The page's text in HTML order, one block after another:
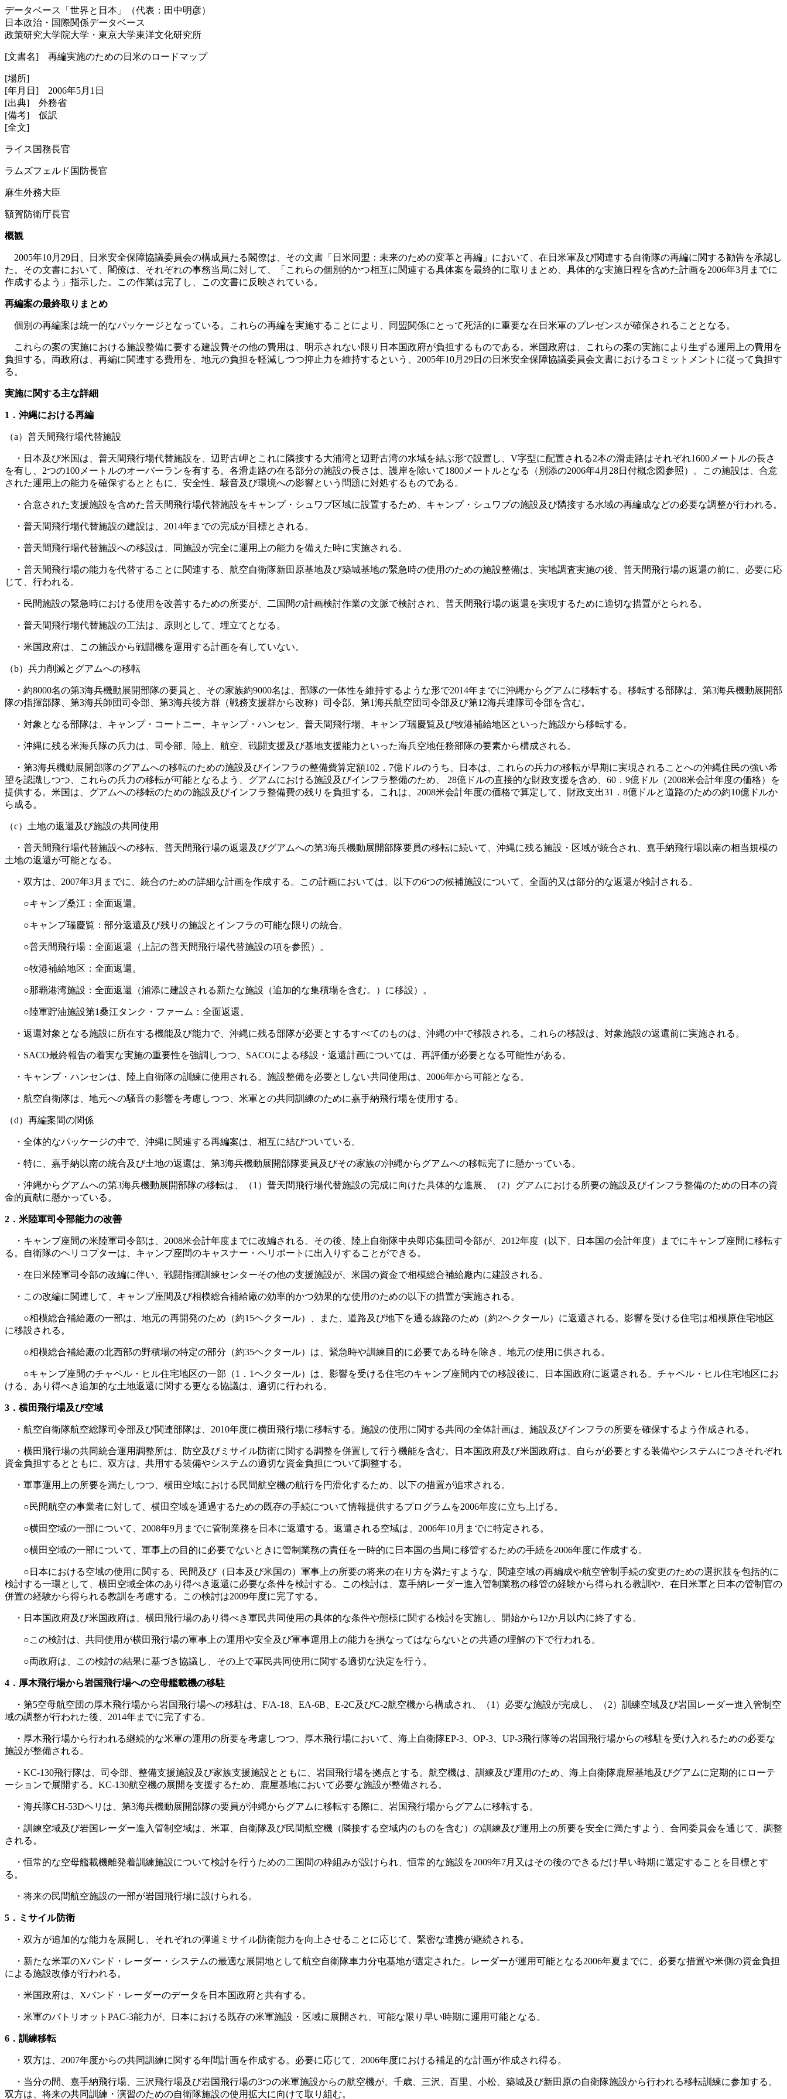
データベース「世界と日本」（代表：田中明彦）
日本政治・国際関係データベース
政策研究大学院大学・東京大学東洋文化研究所
[文書名] 再編実施のための日米のロードマップ
[場所]
[年月日] 2006年5月1日
[出典] 外務省
[備考] 仮訳
[全文]
ライス国務長官
ラムズフェルド国防長官
麻生外務大臣
額賀防衛庁長官
概観
2005年10月29日、日米安全保障協議委員会の構成員たる閣僚は、その文書「日米同盟：未来のための変革と再編」において、在日米軍及び関連する自衛隊の再編に関する勧告を承認し
た。その文書において、閣僚は、それぞれの事務当局に対して、「これらの個別的かつ相互に関連する具体案を最終的に取りまとめ、具体的な実施日程を含めた計画を2006年3月までに
作成するよう」指示した。この作業は完了し、この文書に反映されている。
再編案の最終取りまとめ
個別の再編案は統一的なパッケージとなっている。これらの再編を実施することにより、同盟関係にとって死活的に重要な在日米軍のプレゼンスが確保されることとなる。
これらの案の実施における施設整備に要する建設費その他の費用は、明示されない限り日本国政府が負担するものである。米国政府は、これらの案の実施により生ずる運用上の費用を
負担する。両政府は、再編に関連する費用を、地元の負担を軽減しつつ抑止力を維持するという、2005年10月29日の日米安全保障協議委員会文書におけるコミットメントに従って負担す
る。
実施に関する主な詳細
1．沖縄における再編
（a）普天間飛行場代替施設
・日本及び米国は、普天間飛行場代替施設を、辺野古岬とこれに隣接する大浦湾と辺野古湾の水域を結ぶ形で設置し、V字型に配置される2本の滑走路はそれぞれ1600メートルの長さ
を有し、2つの100メートルのオーバーランを有する。各滑走路の在る部分の施設の長さは、護岸を除いて1800メートルとなる（別添の2006年4月28日付概念図参照）。この施設は、合意
された運用上の能力を確保するとともに、安全性、騒音及び環境への影響という問題に対処するものである。
・合意された支援施設を含めた普天間飛行場代替施設をキャンプ・シュワブ区域に設置するため、キャンプ・シュワブの施設及び隣接する水域の再編成などの必要な調整が行われる。
・普天間飛行場代替施設の建設は、2014年までの完成が目標とされる。
・普天間飛行場代替施設への移設は、同施設が完全に運用上の能力を備えた時に実施される。
・普天間飛行場の能力を代替することに関連する、航空自衛隊新田原基地及び築城基地の緊急時の使用のための施設整備は、実地調査実施の後、普天間飛行場の返還の前に、必要に応
じて、行われる。
・民間施設の緊急時における使用を改善するための所要が、二国間の計画検討作業の文脈で検討され、普天間飛行場の返還を実現するために適切な措置がとられる。
・普天間飛行場代替施設の工法は、原則として、埋立てとなる。
・米国政府は、この施設から戦闘機を運用する計画を有していない。
（b）兵力削減とグアムへの移転
・約8000名の第3海兵機動展開部隊の要員と、その家族約9000名は、部隊の一体性を維持するような形で2014年までに沖縄からグアムに移転する。移転する部隊は、第3海兵機動展開部
隊の指揮部隊、第3海兵師団司令部、第3海兵後方群（戦務支援群から改称）司令部、第1海兵航空団司令部及び第12海兵連隊司令部を含む。
・対象となる部隊は、キャンプ・コートニー、キャンプ・ハンセン、普天間飛行場、キャンプ瑞慶覧及び牧港補給地区といった施設から移転する。
・沖縄に残る米海兵隊の兵力は、司令部、陸上、航空、戦闘支援及び基地支援能力といった海兵空地任務部隊の要素から構成される。
・第3海兵機動展開部隊のグアムへの移転のための施設及びインフラの整備費算定額102．7億ドルのうち、日本は、これらの兵力の移転が早期に実現されることへの沖縄住民の強い希
望を認識しつつ、これらの兵力の移転が可能となるよう、グアムにおける施設及びインフラ整備のため、 28億ドルの直接的な財政支援を含め、60．9億ドル（2008米会計年度の価格）を
提供する。米国は、グアムへの移転のための施設及びインフラ整備費の残りを負担する。これは、2008米会計年度の価格で算定して、財政支出31．8億ドルと道路のための約10億ドルか
ら成る。
（c）土地の返還及び施設の共同使用
・普天間飛行場代替施設への移転、普天間飛行場の返還及びグアムへの第3海兵機動展開部隊要員の移転に続いて、沖縄に残る施設・区域が統合され、嘉手納飛行場以南の相当規模の
土地の返還が可能となる。
・双方は、2007年3月までに、統合のための詳細な計画を作成する。この計画においては、以下の6つの候補施設について、全面的又は部分的な返還が検討される。
○キャンプ桑江：全面返還。
○キャンプ瑞慶覧：部分返還及び残りの施設とインフラの可能な限りの統合。
○普天間飛行場：全面返還（上記の普天間飛行場代替施設の項を参照）。
○牧港補給地区：全面返還。
○那覇港湾施設：全面返還（浦添に建設される新たな施設（追加的な集積場を含む。）に移設）。
○陸軍貯油施設第1桑江タンク・ファーム：全面返還。
・返還対象となる施設に所在する機能及び能力で、沖縄に残る部隊が必要とするすべてのものは、沖縄の中で移設される。これらの移設は、対象施設の返還前に実施される。
・SACO最終報告の着実な実施の重要性を強調しつつ、SACOによる移設・返還計画については、再評価が必要となる可能性がある。
・キャンプ・ハンセンは、陸上自衛隊の訓練に使用される。施設整備を必要としない共同使用は、2006年から可能となる。
・航空自衛隊は、地元への騒音の影響を考慮しつつ、米軍との共同訓練のために嘉手納飛行場を使用する。
（d）再編案間の関係
・全体的なパッケージの中で、沖縄に関連する再編案は、相互に結びついている。
・特に、嘉手納以南の統合及び土地の返還は、第3海兵機動展開部隊要員及びその家族の沖縄からグアムへの移転完了に懸かっている。
・沖縄からグアムへの第3海兵機動展開部隊の移転は、（1）普天間飛行場代替施設の完成に向けた具体的な進展、（2）グアムにおける所要の施設及びインフラ整備のための日本の資
金的貢献に懸かっている。
2．米陸軍司令部能力の改善
・キャンプ座間の米陸軍司令部は、2008米会計年度までに改編される。その後、陸上自衛隊中央即応集団司令部が、2012年度（以下、日本国の会計年度）までにキャンプ座間に移転す
る。自衛隊のヘリコプターは、キャンプ座間のキャスナー・ヘリポートに出入りすることができる。
・在日米陸軍司令部の改編に伴い、戦闘指揮訓練センターその他の支援施設が、米国の資金で相模総合補給廠内に建設される。
・この改編に関連して、キャンプ座間及び相模総合補給廠の効率的かつ効果的な使用のための以下の措置が実施される。
○相模総合補給廠の一部は、地元の再開発のため（約15ヘクタール）、また、道路及び地下を通る線路のため（約2ヘクタール）に返還される。影響を受ける住宅は相模原住宅地区
に移設される。
○相模総合補給廠の北西部の野積場の特定の部分（約35ヘクタール）は、緊急時や訓練目的に必要である時を除き、地元の使用に供される。
○キャンプ座間のチャペル・ヒル住宅地区の一部（1．1ヘクタール）は、影響を受ける住宅のキャンプ座間内での移設後に、日本国政府に返還される。チャペル・ヒル住宅地区にお
ける、あり得べき追加的な土地返還に関する更なる協議は、適切に行われる。
3．横田飛行場及び空域
・航空自衛隊航空総隊司令部及び関連部隊は、2010年度に横田飛行場に移転する。施設の使用に関する共同の全体計画は、施設及びインフラの所要を確保するよう作成される。
・横田飛行場の共同統合運用調整所は、防空及びミサイル防衛に関する調整を併置して行う機能を含む。日本国政府及び米国政府は、自らが必要とする装備やシステムにつきそれぞれ
資金負担するとともに、双方は、共用する装備やシステムの適切な資金負担について調整する。
・軍事運用上の所要を満たしつつ、横田空域における民間航空機の航行を円滑化するため、以下の措置が追求される。
○民間航空の事業者に対して、横田空域を通過するための既存の手続について情報提供するプログラムを2006年度に立ち上げる。
○横田空域の一部について、2008年9月までに管制業務を日本に返還する。返還される空域は、2006年10月までに特定される。
○横田空域の一部について、軍事上の目的に必要でないときに管制業務の責任を一時的に日本国の当局に移管するための手続を2006年度に作成する。
○日本における空域の使用に関する、民間及び（日本及び米国の）軍事上の所要の将来の在り方を満たすような、関連空域の再編成や航空管制手続の変更のための選択肢を包括的に
検討する一環として、横田空域全体のあり得べき返還に必要な条件を検討する。この検討は、嘉手納レーダー進入管制業務の移管の経験から得られる教訓や、在日米軍と日本の管制官の
併置の経験から得られる教訓を考慮する。この検討は2009年度に完了する。
・日本国政府及び米国政府は、横田飛行場のあり得べき軍民共同使用の具体的な条件や態様に関する検討を実施し、開始から12か月以内に終了する。
○この検討は、共同使用が横田飛行場の軍事上の運用や安全及び軍事運用上の能力を損なってはならないとの共通の理解の下で行われる。
○両政府は、この検討の結果に基づき協議し、その上で軍民共同使用に関する適切な決定を行う。
4．厚木飛行場から岩国飛行場への空母艦載機の移駐
・第5空母航空団の厚木飛行場から岩国飛行場への移駐は、F/A-18、EA-6B、E-2C及びC-2航空機から構成され、（1）必要な施設が完成し、（2）訓練空域及び岩国レーダー進入管制空
域の調整が行われた後、2014年までに完了する。
・厚木飛行場から行われる継続的な米軍の運用の所要を考慮しつつ、厚木飛行場において、海上自衛隊EP-3、OP-3、UP-3飛行隊等の岩国飛行場からの移駐を受け入れるための必要な
施設が整備される。
・KC-130飛行隊は、司令部、整備支援施設及び家族支援施設とともに、岩国飛行場を拠点とする。航空機は、訓練及び運用のため、海上自衛隊鹿屋基地及びグアムに定期的にローテ
ーションで展開する。KC-130航空機の展開を支援するため、鹿屋基地において必要な施設が整備される。
・海兵隊CH-53Dヘリは、第3海兵機動展開部隊の要員が沖縄からグアムに移転する際に、岩国飛行場からグアムに移転する。
・訓練空域及び岩国レーダー進入管制空域は、米軍、自衛隊及び民間航空機（隣接する空域内のものを含む）の訓練及び運用上の所要を安全に満たすよう、合同委員会を通じて、調整
される。
・恒常的な空母艦載機離発着訓練施設について検討を行うための二国間の枠組みが設けられ、恒常的な施設を2009年7月又はその後のできるだけ早い時期に選定することを目標とす
る。
・将来の民間航空施設の一部が岩国飛行場に設けられる。
5．ミサイル防衛
・双方が追加的な能力を展開し、それぞれの弾道ミサイル防衛能力を向上させることに応じて、緊密な連携が継続される。
・新たな米軍のXバンド・レーダー・システムの最適な展開地として航空自衛隊車力分屯基地が選定された。レーダーが運用可能となる2006年夏までに、必要な措置や米側の資金負担
による施設改修が行われる。
・米国政府は、Xバンド・レーダーのデータを日本国政府と共有する。
・米軍のパトリオットPAC-3能力が、日本における既存の米軍施設・区域に展開され、可能な限り早い時期に運用可能となる。
6．訓練移転
・双方は、2007年度からの共同訓練に関する年間計画を作成する。必要に応じて、2006年度における補足的な計画が作成され得る。
・当分の間、嘉手納飛行場、三沢飛行場及び岩国飛行場の3つの米軍施設からの航空機が、千歳、三沢、百里、小松、築城及び新田原の自衛隊施設から行われる移転訓練に参加する。
双方は、将来の共同訓練・演習のための自衛隊施設の使用拡大に向けて取り組む。